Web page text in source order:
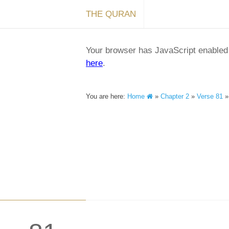
THE QURAN
Your browser has JavaScript
here.
You are here: Home » Chapter 2 » Verse 81